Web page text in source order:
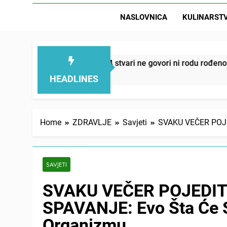
NASLOVNICA
HEADLINES
– ove 4 stvari ne govori ni rodu rođenom
Home ZDRAVLJE Savjeti SVAKU VEČER
SAVJETI
SVAKU VEČER
SPAVANJE: Evo Šta Će